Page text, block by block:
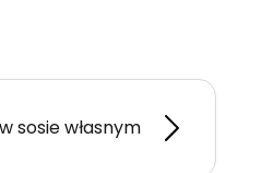
sosie własnym